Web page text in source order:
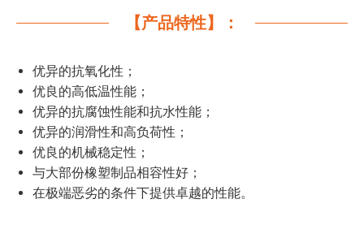
【产品特性】：
优异的抗氧化性；
优良的高低温性能；
优异的抗腐蚀性能和抗水性能；
优异的润滑性和高负荷性；
优良的机械稳定性；
与大部份橡塑制品相容性好；
在极端恶劣的条件下提供卓越的性能。